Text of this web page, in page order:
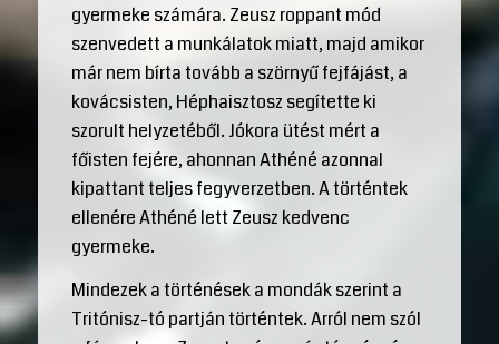
gyermeke számára. Zeusz roppant mód
szenvedett a munkálatok miatt, majd amikor
már nem bírta tovább a szörnyű fejfájást, a
kovácsisten, Héphaisztosz segítette ki
szorult helyzetéből. Jókora ütést mért a
főisten fejére, ahonnan Athéné azonnal
kipattant teljes fegyverzetben. A történtek
ellenére Athéné lett Zeusz kedvenc
gyermeke.
Mindezek a történések a mondák szerint a
Tritónisz-tó partján történtek. Arról nem szól